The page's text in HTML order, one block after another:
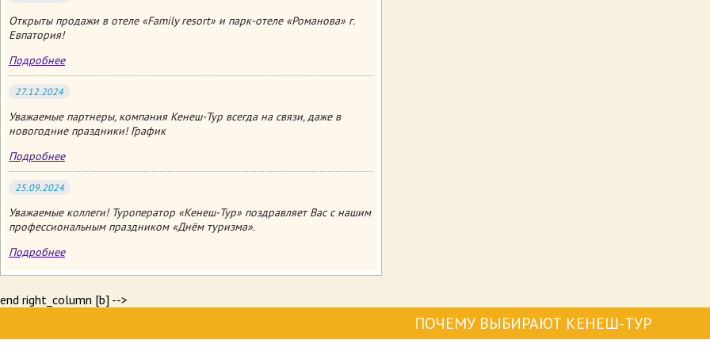
Открыты продажи в отеле «Family resort» и парк-отеле «Романова» г.
Евпатория!
Подробнее
27.12.2024
Уважаемые партнеры, компания Кенеш-Тур всегда на связи, даже в
новогодние праздники! График
Подробнее
25.09.2024
Уважаемые коллеги! Туроператор «Кенеш-Тур» поздравляет Вас с нашим
профессиональным праздником «Днём туризма».
Подробнее
end right_column [b] -->
ПОЧЕМУ ВЫБИРАЮТ КЕНЕШ-ТУР